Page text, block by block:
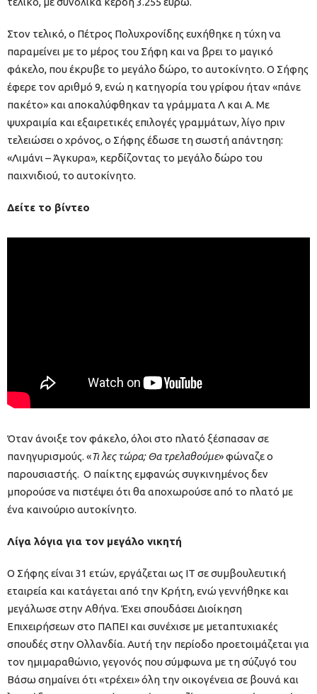
Στον τελικό, ο Πέτρος Πολυχρονίδης ευχήθηκε η τύχη να
παραμείνει με το μέρος του Σήφη και να βρει το μαγικό
φάκελο, που έκρυβε το μεγάλο δώρο, το αυτοκίνητο. Ο Σήφης
έφερε τον αριθμό 9, ενώ η κατηγορία του γρίφου ήταν «πάνε
πακέτο» και αποκαλύφθηκαν τα γράμματα Λ και Α. Με
ψυχραιμία και εξαιρετικές επιλογές γραμμάτων, λίγο πριν
τελειώσει ο χρόνος, ο Σήφης έδωσε τη σωστή απάντηση:
«Λιμάνι – Άγκυρα», κερδίζοντας το μεγάλο δώρο του
παιχνιδιού, το αυτοκίνητο.
Δείτε το βίντεο
Όταν άνοιξε τον φάκελο, όλοι στο πλατό ξέσπασαν σε
πανηγυρισμούς. «Τι λες τώρα; Θα τρελαθούμε» φώναζε ο
παρουσιαστής. Ο παίκτης εμφανώς συγκινημένος δεν
μπορούσε να πιστέψει ότι θα αποχωρούσε από το πλατό με
ένα καινούριο αυτοκίνητο.
Λίγα λόγια για τον μεγάλο νικητή
Ο Σήφης είναι 31 ετών, εργάζεται ως IT σε συμβουλευτική
εταιρεία και κατάγεται από την Κρήτη, ενώ γεννήθηκε και
μεγάλωσε στην Αθήνα. Έχει σπουδάσει Διοίκηση
Επιχειρήσεων στο ΠΑΠΕΙ και συνέχισε με μεταπτυχιακές
σπουδές στην Ολλανδία. Αυτή την περίοδο προετοιμάζεται για
τον ημιμαραθώνιο, γεγονός που σύμφωνα με τη σύζυγό του
Βάσω σημαίνει ότι «τρέχει» όλη την οικογένεια σε βουνά και